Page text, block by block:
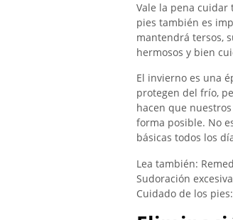
Vale la pena cuidar
pies también es
mantendrá tersos,
hermosos y bien
El invierno es una
protegen del frío,
hacen que
forma posible. No
básicas todos los
Lea también:
Sudoración
Cuidado de los